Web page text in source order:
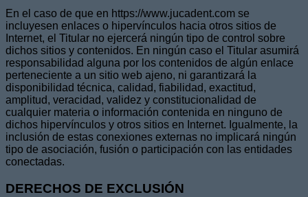
En el caso de que en https://www.jucadent.com se
incluyesen enlaces o hipervínculos hacia otros sitios de
Internet, el Titular no ejercerá ningún tipo de control sobre
dichos sitios y contenidos. En ningún caso el Titular asumirá
responsabilidad alguna por los contenidos de algún enlace
perteneciente a un sitio web ajeno, ni garantizará la
disponibilidad técnica, calidad, fiabilidad, exactitud,
amplitud, veracidad, validez y constitucionalidad de
cualquier materia o información contenida en ninguno de
dichos hipervínculos y otros sitios en Internet. Igualmente, la
inclusión de estas conexiones externas no implicará ningún
tipo de asociación, fusión o participación con las entidades
conectadas.
DERECHOS DE EXCLUSIÓN